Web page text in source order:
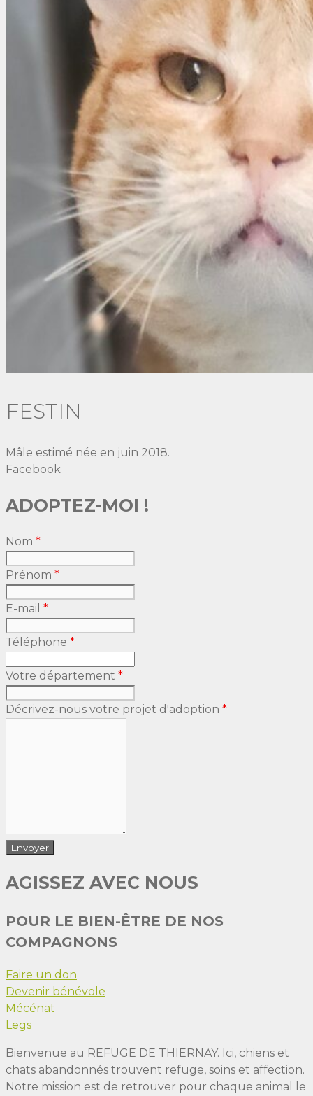
FESTIN
Mâle estimé née en juin 2018.
Facebook
ADOPTEZ-MOI !
Nom *
Prénom *
E-mail *
Téléphone *
Votre département *
Décrivez-nous votre projet d'adoption *
AGISSEZ AVEC NOUS
POUR LE BIEN-ÊTRE DE NOS
COMPAGNONS
Faire un don
Devenir bénévole
Mécénat
Legs
Bienvenue au REFUGE DE THIERNAY. Ici, chiens et
chats abandonnés trouvent refuge, soins et affection.
Notre mission est de retrouver pour chaque animal le